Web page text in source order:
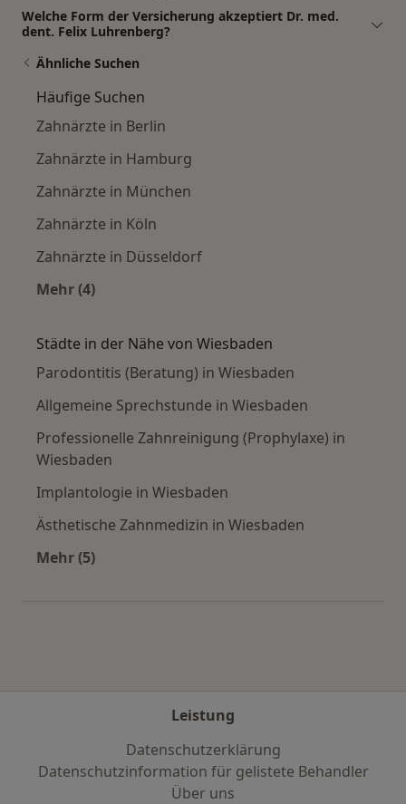
Welche Form der Versicherung akzeptiert Dr. med.
dent. Felix Luhrenberg?
Ähnliche Suchen
Häufige Suchen
Zahnärzte in Berlin
Zahnärzte in Hamburg
Zahnärzte in München
Zahnärzte in Köln
Zahnärzte in Düsseldorf
Mehr (4)
Städte in der Nähe von Wiesbaden
Parodontitis (Beratung) in Wiesbaden
Allgemeine Sprechstunde in Wiesbaden
Professionelle Zahnreinigung (Prophylaxe) in
Wiesbaden
Implantologie in Wiesbaden
Ästhetische Zahnmedizin in Wiesbaden
Mehr (5)
Leistung
Datenschutzerklärung
Datenschutzinformation für gelistete Behandler
Über uns